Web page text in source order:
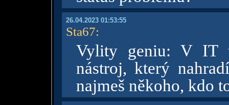
26.04.2023 01:53:55
Sta67:
Vylity geniu: V IT
nástroj, který
najmeš někoho, kdo